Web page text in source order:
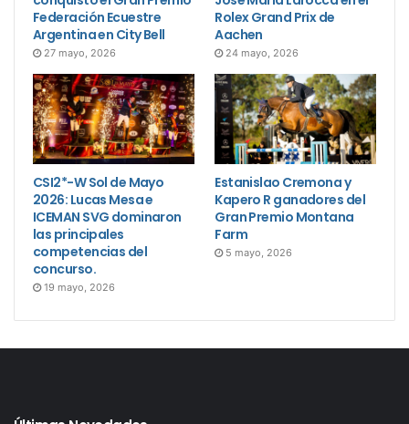
Federación Ecuestre
Argentina en City Bell
27 mayo, 2026
Rolex Grand Prix de
Aachen
24 mayo, 2026
CSI2*-W Sol de Mayo
2026: Lucas Mesa e
ICEMAN SVG dominaron
las principales
competencias del
concurso.
19 mayo, 2026
Estanislao Cremona y
Kapero R ganadores del
Gran Premio Montana
Farm
5 mayo, 2026